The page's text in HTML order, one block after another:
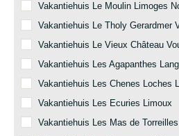
Vakantiehuis Le Moulin Limoges
Vakantiehuis Le Tholy Gerardmer
Vakantiehuis Le Vieux Château
Vakantiehuis Les Agapanthes
Vakantiehuis Les Chenes Loches
Vakantiehuis Les Ecuries Limoux
Vakantiehuis Les Mas de